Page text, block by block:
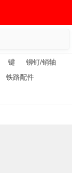
键
铆钉/销轴
铁路配件